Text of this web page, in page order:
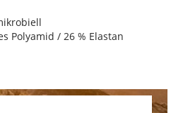
Polyamid / 26 % Elastan